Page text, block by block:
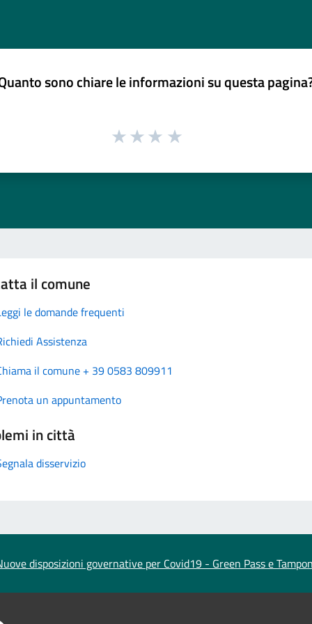
sono chiare le informazioni su questa
il comune
le domande frequenti
Assistenza
il comune + 39 0583 809911
un appuntamento
in città
disservizio
disposizioni governative per Covid19 - Green Pass e